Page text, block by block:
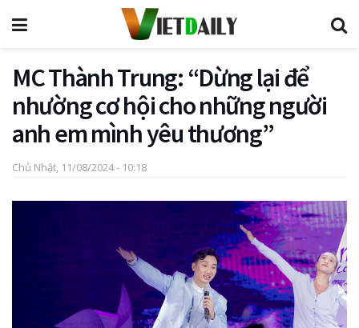
MC Thành Trung: “Dừng lại để
nhường cơ hội cho những người
anh em mình yêu thương”
Chủ Nhật, 11/08/2024 - 10:18